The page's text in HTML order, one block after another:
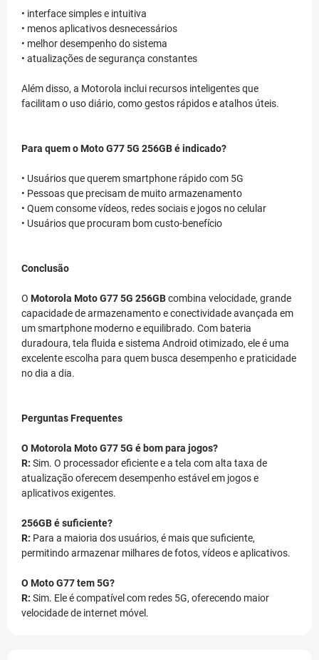
• interface simples e intuitiva
• menos aplicativos desnecessários
• melhor desempenho do sistema
• atualizações de segurança constantes
Além disso, a Motorola inclui recursos inteligentes que
facilitam o uso diário, como gestos rápidos e atalhos úteis.
Para quem o Moto G77 5G 256GB é indicado?
• Usuários que querem smartphone rápido com 5G
• Pessoas que precisam de muito armazenamento
• Quem consome vídeos, redes sociais e jogos no celular
• Usuários que procuram bom custo-benefício
Conclusão
O Motorola Moto G77 5G 256GBcombina velocidade, grande
capacidade de armazenamento e conectividade avançada em
um smartphone moderno e equilibrado. Com bateria
duradoura, tela fluida e sistema Android otimizado, ele é uma
excelente escolha para quem busca desempenho e praticidade
no dia a dia.
Perguntas Frequentes
O Motorola Moto G77 5G é bom para jogos?
R: Sim. O processador eficiente e a tela com alta taxa de
atualização oferecem desempenho estável em jogos e
aplicativos exigentes.
256GB é suficiente?
R: Para a maioria dos usuários, é mais que suficiente,
permitindo armazenar milhares de fotos, vídeos e aplicativos.
O Moto G77 tem 5G?
R: Sim. Ele é compatível com redes 5G, oferecendo maior
velocidade de internet móvel.